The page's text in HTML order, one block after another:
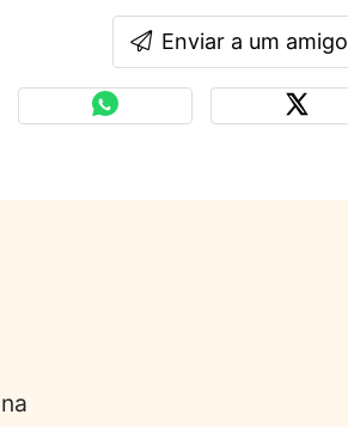
Enviar a um amigo